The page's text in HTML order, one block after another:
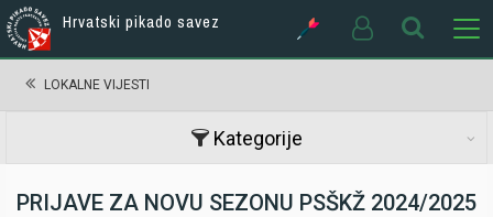
Hrvatski pikado savez
LOKALNE VIJESTI
Kategorije
PRIJAVE ZA NOVU SEZONU PSŠKŽ 2024/2025